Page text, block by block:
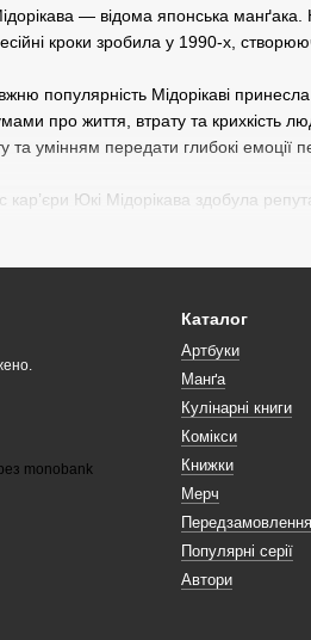
— відома японська
кроки зробила у 1990-х,
популярність Мідорікаві
про життя, втрату та крихкість
та умінням передати глибокі емоції
кар’єри Юкі Мідорікава здобула
Каталог
Артбуки
Манґа
Кулінарні книги
Комікси
Книжки
Мерч
Передзамовлення
Популярні серії
Автори